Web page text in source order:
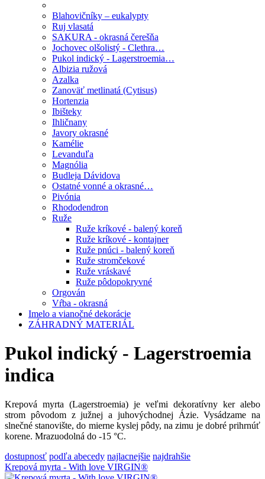
Blahovičníky – eukalypty
Ruj vlasatá
SAKURA - okrasná čerešňa
Jochovec olšolistý - Clethra…
Pukol indický - Lagerstroemia…
Albizia ružová
Azalka
Zanoväť metlinatá (Cytisus)
Hortenzia
Ibišteky
Ihličnany
Javory okrasné
Kamélie
Levanduľa
Magnólia
Budleja Dávidova
Ostatné vonné a okrasné…
Pivónia
Rhododendron
Ruže
Ruže kríkové - balený koreň
Ruže kríkové - kontajner
Ruže pnúci - balený koreň
Ruže stromčekové
Ruže vráskavé
Ruže pôdopokryvné
Orgován
Vŕba - okrasná
Imelo a vianočné dekorácie
ZÁHRADNÝ MATERIÁL
Pukol indický - Lagerstroemia
indica
Krepová myrta (Lagerstroemia) je veľmi dekoratívny ker alebo
strom pôvodom z južnej a juhovýchodnej Ázie. Vysádzame na
slnečné stanovište, do mierne kyslej pôdy, na zimu je dobré prihrnúť
korene. Mrazuodolná do -15 °C.
dostupnosť podľa abecedy najlacnejšie najdrahšie
Krepová myrta - With love VIRGIN®